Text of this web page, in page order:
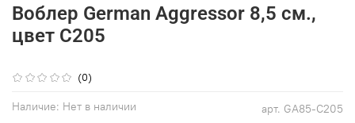
(0)
арт. GA85-C205
Наличие: Нет в наличии
Воблер German Aggressor 8,5 см.,
цвет C205